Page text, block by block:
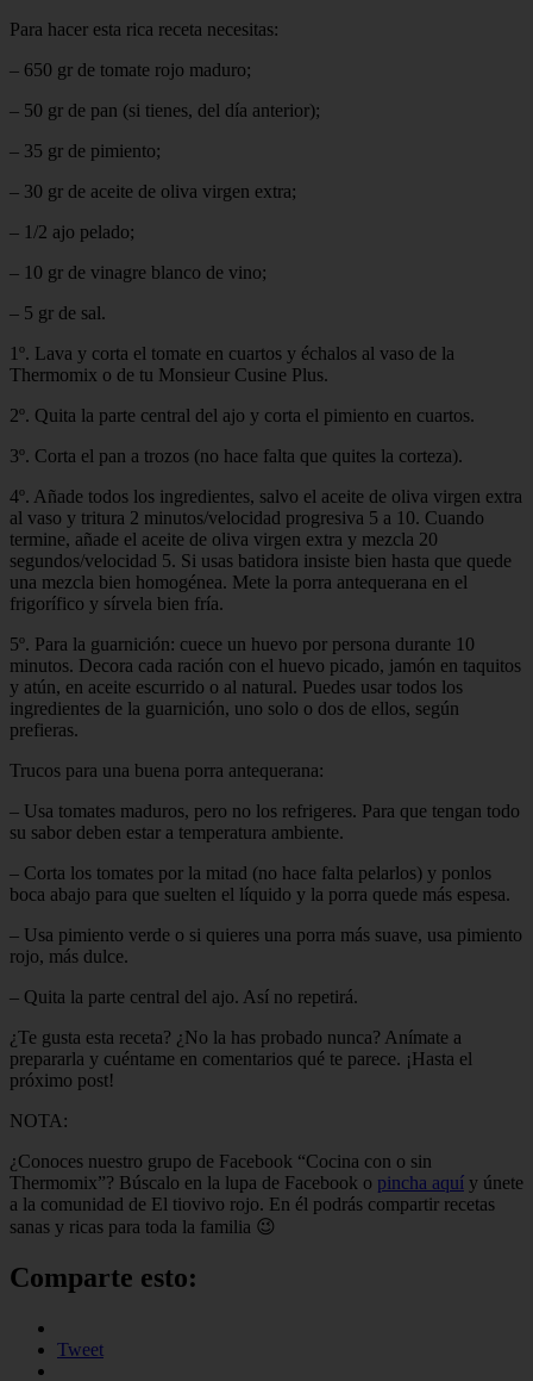
Para hacer esta rica receta necesitas:
– 650 gr de tomate rojo maduro;
– 50 gr de pan (si tienes, del día anterior);
– 35 gr de pimiento;
– 30 gr de aceite de oliva virgen extra;
– 1/2 ajo pelado;
– 10 gr de vinagre blanco de vino;
– 5 gr de sal.
1º. Lava y corta el tomate en cuartos y échalos al vaso de la
Thermomix o de tu Monsieur Cusine Plus.
2º. Quita la parte central del ajo y corta el pimiento en cuartos.
3º. Corta el pan a trozos (no hace falta que quites la corteza).
4º. Añade todos los ingredientes, salvo el aceite de oliva virgen extra
al vaso y tritura 2 minutos/velocidad progresiva 5 a 10. Cuando
termine, añade el aceite de oliva virgen extra y mezcla 20
segundos/velocidad 5. Si usas batidora insiste bien hasta que quede
una mezcla bien homogénea. Mete la porra antequerana en el
frigorífico y sírvela bien fría.
5º. Para la guarnición: cuece un huevo por persona durante 10
minutos. Decora cada ración con el huevo picado, jamón en taquitos
y atún, en aceite escurrido o al natural. Puedes usar todos los
ingredientes de la guarnición, uno solo o dos de ellos, según
prefieras.
Trucos para una buena porra antequerana:
– Usa tomates maduros, pero no los refrigeres. Para que tengan todo
su sabor deben estar a temperatura ambiente.
– Corta los tomates por la mitad (no hace falta pelarlos) y ponlos
boca abajo para que suelten el líquido y la porra quede más espesa.
– Usa pimiento verde o si quieres una porra más suave, usa pimiento
rojo, más dulce.
– Quita la parte central del ajo. Así no repetirá.
¿Te gusta esta receta? ¿No la has probado nunca? Anímate a
prepararla y cuéntame en comentarios qué te parece. ¡Hasta el
próximo post!
NOTA:
¿Conoces nuestro grupo de Facebook “Cocina con o sin
Thermomix”? Búscalo en la lupa de Facebook o pincha aquí y únete
a la comunidad de El tiovivo rojo. En él podrás compartir recetas
sanas y ricas para toda la familia 😉
Comparte esto:
Tweet